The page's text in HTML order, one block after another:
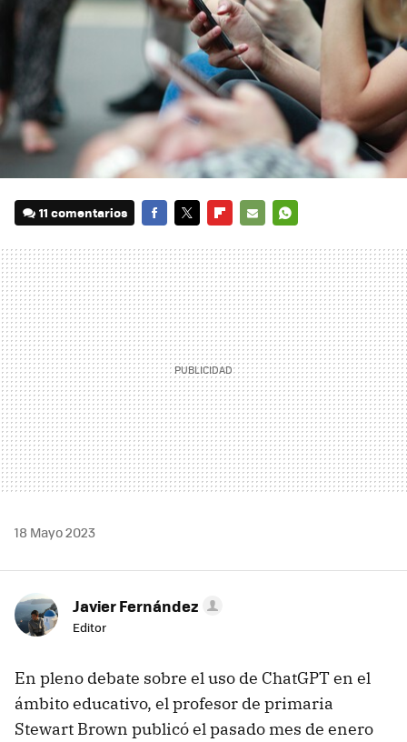
11 comentarios
MAIL
18 Mayo 2023
Javier Fernández
Editor
En pleno debate sobre el uso de ChatGPT en el
ámbito educativo, el profesor de primaria
Stewart Brown publicó el pasado mes de enero